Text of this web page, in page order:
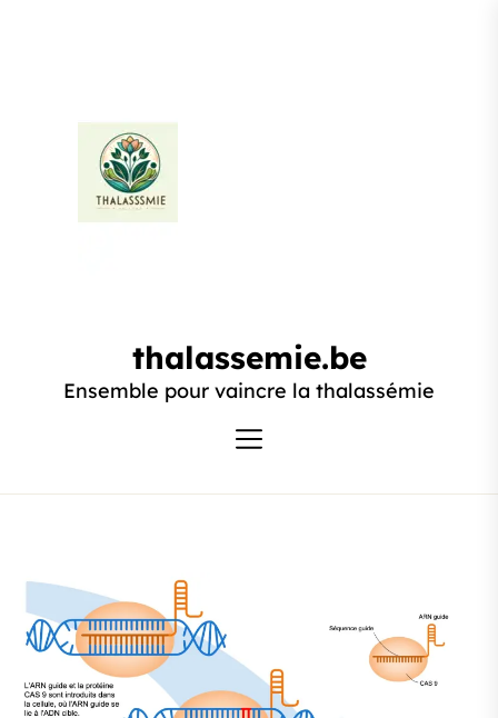
thalassemie.be
thalassemie.be
Ensemble pour vaincre la thalassémie